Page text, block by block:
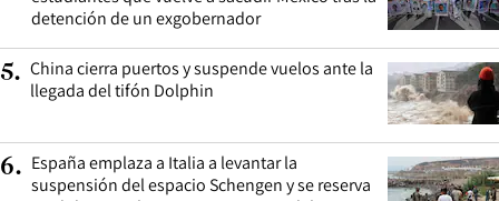
detención de un exgobernador
5. China cierra puertos y suspende vuelos ante la
llegada del tifón Dolphin
6. España emplaza a Italia a levantar la
suspensión del espacio Schengen y se reserva